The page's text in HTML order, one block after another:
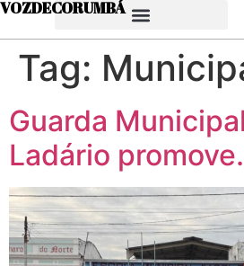
VOZDECORUMBÁ
Tag:
Guarda
Ladário